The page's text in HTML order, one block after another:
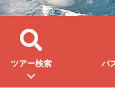
ツアー検索 バ